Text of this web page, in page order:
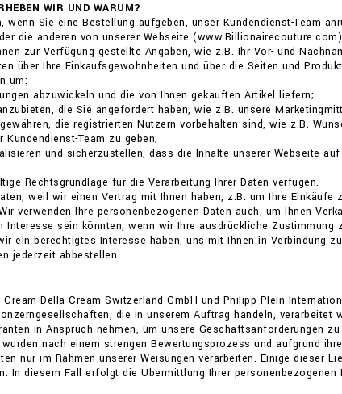
WIR UND WARUM?
wenn Sie eine Bestellung aufgeben, unser Kundendienst-Team
die anderen von unserer Webseite
zur Verfügung gestellte Angaben, wie z.B. Ihr Vor- und
über Ihre Einkaufsgewohnheiten und über die Seiten und
um:
abzuwickeln und die von Ihnen gekauften Artikel liefern;
die Sie angefordert haben, wie z.B. unsere
die registrierten Nutzern vorbehalten sind, wie z.B.
Team zu geben;
und sicherzustellen, dass die Inhalte unserer Webseite
Rechtsgrundlage für die Verarbeitung Ihrer Daten verfügen.
weil wir einen Vertrag mit Ihnen haben, z.B. um Ihre Einkäufe
verwenden Ihre personenbezogenen Daten auch, um Ihnen
sein könnten, wenn wir Ihre ausdrückliche Zustimmung
ein berechtigtes Interesse haben, uns mit Ihnen in Verbindung
jederzeit abbestellen.
Della Cream Switzerland GmbH und Philipp Plein
die in unserem Auftrag handeln, verarbeitet
in Anspruch nehmen, um unsere Geschäftsanforderungen
nach einem strengen Bewertungsprozess und aufgrund
nur im Rahmen unserer Weisungen verarbeiten. Einige dieser
In diesem Fall erfolgt die Übermittlung Ihrer